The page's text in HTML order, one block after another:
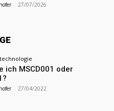
- 27/07/2026
ich MSCD001 oder
- 27/04/2022